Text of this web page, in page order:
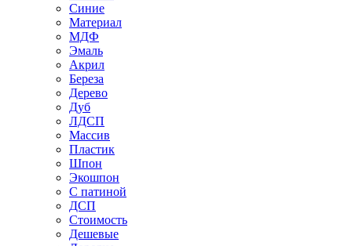
Синие
Материал
МДФ
Эмаль
Акрил
Береза
Дерево
Дуб
ЛДСП
Массив
Пластик
Шпон
Экошпон
С патиной
ДСП
Стоимость
Дешевые